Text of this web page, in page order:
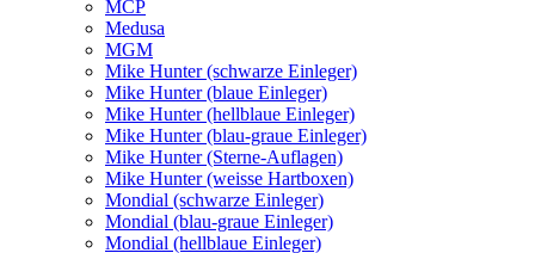
MCP
Medusa
MGM
Mike Hunter (schwarze Einleger)
Mike Hunter (blaue Einleger)
Mike Hunter (hellblaue Einleger)
Mike Hunter (blau-graue Einleger)
Mike Hunter (Sterne-Auflagen)
Mike Hunter (weisse Hartboxen)
Mondial (schwarze Einleger)
Mondial (blau-graue Einleger)
Mondial (hellblaue Einleger)